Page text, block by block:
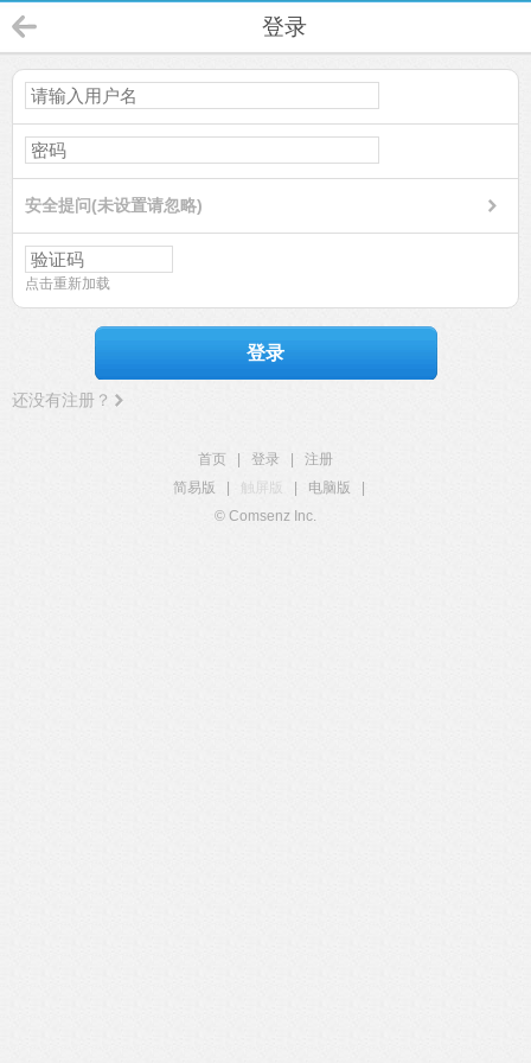
登录
安全提问(未设置请忽略)
点击重新加载
登录
还没有注册？
首页 登录
注册
简易版
触屏版 电脑版
© Comsenz Inc.